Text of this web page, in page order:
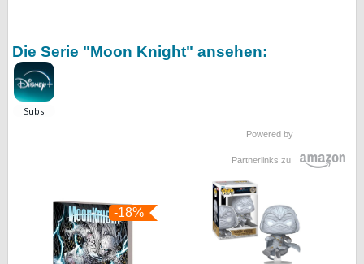
Die Serie "Moon Knight" ansehen:
Powered by
Partnerlinks zu
-18%